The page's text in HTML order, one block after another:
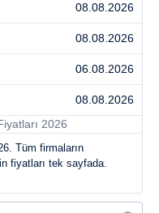
08.08.2026
08.08.2026
06.08.2026
08.08.2026
2026
Tüm firmaların
fiyatları tek sayfada.